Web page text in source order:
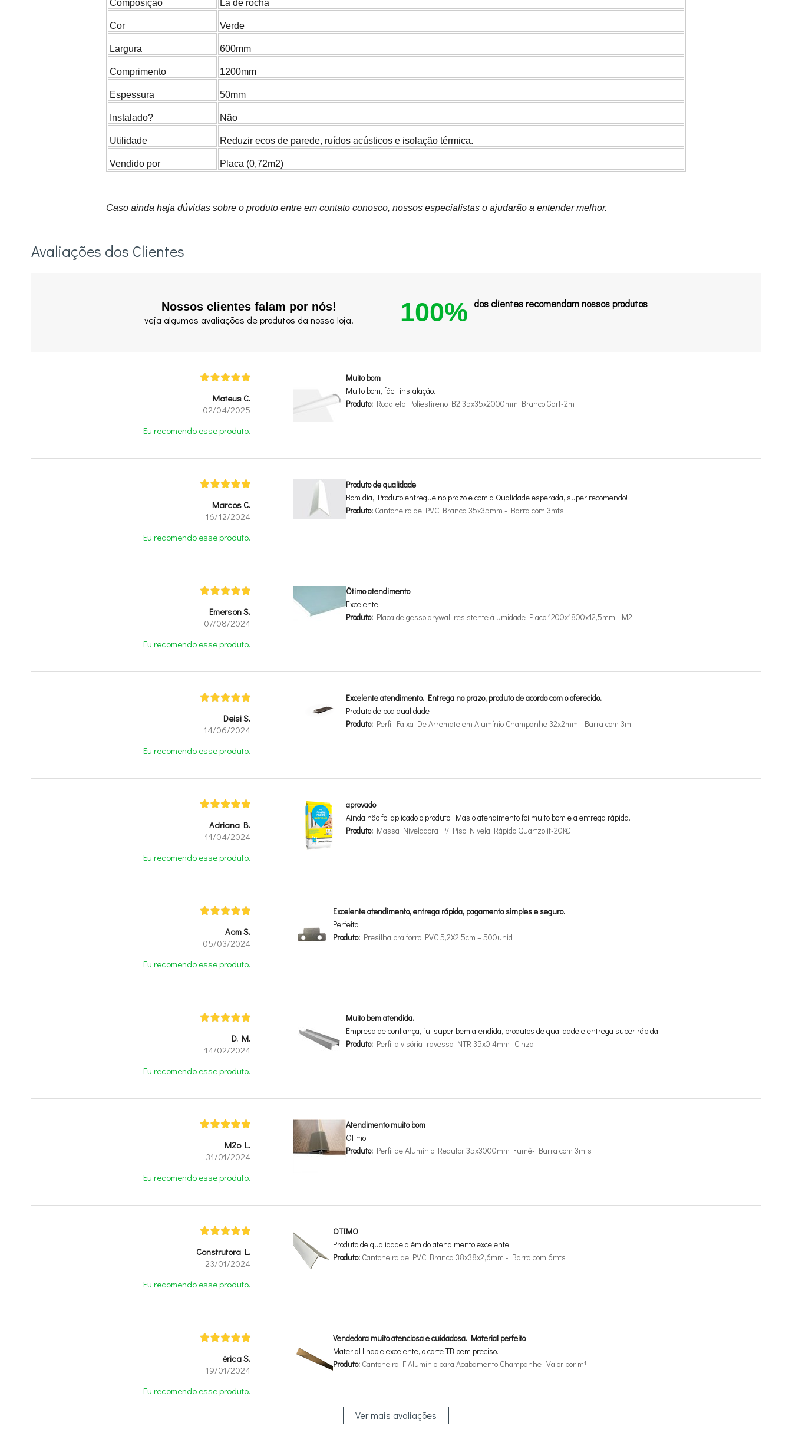
Composição Lã de rocha
Cor Verde
Largura 600mm
Comprimento 1200mm
Espessura 50mm
Instalado? Não
Utilidade Reduzir ecos de parede, ruídos acústicos e isolação térmica.
Vendido por Placa (0,72m2)
Caso ainda haja dúvidas sobre o produto entre em contato conosco, nossos especialistas o ajudarão a entender melhor.
Avaliações dos Clientes
Nossos clientes falam por nós!
veja algumas avaliações de produtos da nossa loja. 100% dos clientes recomendam nossos produtos
Mateus C.
02/04/2025
Eu recomendo esse produto.
Muito bom
Muito bom, fácil instalação.
Produto: Rodateto Poliestireno B2 35x35x2000mm Branco Gart-2m
Marcos C.
16/12/2024
Eu recomendo esse produto.
Produto de qualidade
Bom dia, Produto entregue no prazo e com a Qualidade esperada, super recomendo!
Produto: Cantoneira de PVC Branca 35x35mm - Barra com 3mts
Emerson S.
07/08/2024
Eu recomendo esse produto.
Ótimo atendimento
Excelente
Produto: Placa de gesso drywall resistente á umidade Placo 1200x1800x12,5mm- M2
Deisi S.
14/06/2024
Eu recomendo esse produto.
Excelente atendimento. Entrega no prazo, produto de acordo com o oferecido.
Produto de boa qualidade
Produto: Perfil Faixa De Arremate em Alumínio Champanhe 32x2mm- Barra com 3mt
Adriana B.
11/04/2024
Eu recomendo esse produto.
aprovado
Ainda não foi aplicado o produto. Mas o atendimento foi muito bom e a entrega rápida.
Produto: Massa Niveladora P/ Piso Nivela Rápido Quartzolit-20KG
Aom S.
05/03/2024
Eu recomendo esse produto.
Excelente atendimento, entrega rápida, pagamento simples e seguro.
Perfeito
Produto: Presilha pra forro PVC 5,2X2,5cm – 500unid
D. M.
14/02/2024
Eu recomendo esse produto.
Muito bem atendida.
Empresa de confiança, fui super bem atendida, produtos de qualidade e entrega super rápida.
Produto: Perfil divisória travessa NTR 35x0,4mm- Cinza
M2o L.
31/01/2024
Eu recomendo esse produto.
Atendimento muito bom
Otimo
Produto: Perfil de Alumínio Redutor 35x3000mm Fumê- Barra com 3mts
Construtora L.
23/01/2024
Eu recomendo esse produto.
OTIMO
Produto de qualidade além do atendimento excelente
Produto: Cantoneira de PVC Branca 38x38x2,6mm - Barra com 6mts
érica S.
19/01/2024
Eu recomendo esse produto.
Vendedora muito atenciosa e cuidadosa. Material perfeito
Material lindo e excelente, o corte TB bem preciso.
Produto: Cantoneira F Alumínio para Acabamento Champanhe- Valor por m¹
Ver mais avaliações